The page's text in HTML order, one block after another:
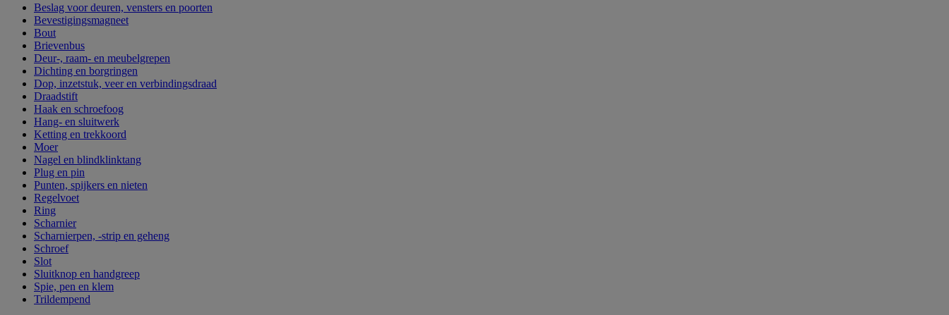
Beslag voor deuren, vensters en poorten
Bevestigingsmagneet
Bout
Brievenbus
Deur-, raam- en meubelgrepen
Dichting en borgringen
Dop, inzetstuk, veer en verbindingsdraad
Draadstift
Haak en schroefoog
Hang- en sluitwerk
Ketting en trekkoord
Moer
Nagel en blindklinktang
Plug en pin
Punten, spijkers en nieten
Regelvoet
Ring
Scharnier
Scharnierpen, -strip en geheng
Schroef
Slot
Sluitknop en handgreep
Spie, pen en klem
Trildempend